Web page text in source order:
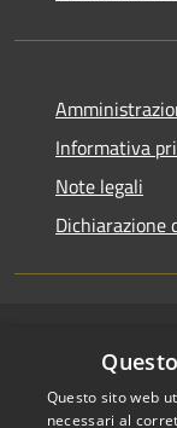
Informativa
Note legali
Dichiarazione
Accessibilità
Privacy
Questo sito web
necessari al